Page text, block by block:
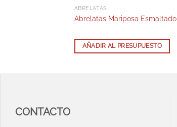
ABRELATAS
Abrelatas Mariposa Esmaltado
AÑADIR AL PRESUPUESTO
CONTACTO